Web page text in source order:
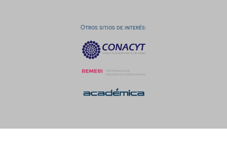
Otros sitios de interés: